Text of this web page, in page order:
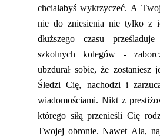
chciałabyś wykrzyczeć. A
nie do zniesienia nie tylko z
dłuższego czasu
szkolnych kolegów -
ubzdurał sobie, że zostaniesz
Śledzi Cię, nachodzi i
wiadomościami. Nikt z
którego siłą przenieśli Cię
Twojej obronie. Nawet Ala,